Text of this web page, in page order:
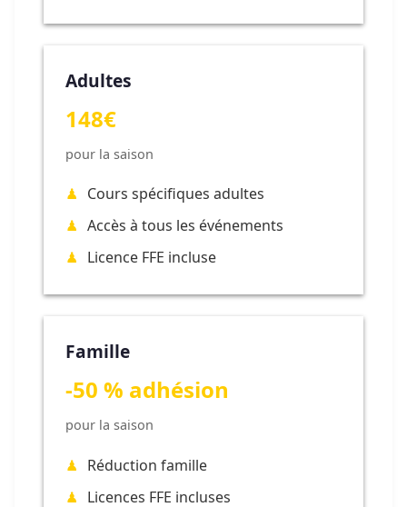
Adultes
148€
pour la saison
Cours spécifiques adultes
Accès à tous les événements
Licence FFE incluse
Famille
-50 % adhésion
pour la saison
Réduction famille
Licences FFE incluses